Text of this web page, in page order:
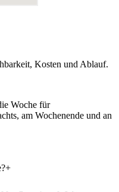
Kosten und Ablauf.
Woche für
am Wochenende und an
+